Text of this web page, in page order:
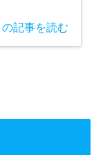
の記事を読む